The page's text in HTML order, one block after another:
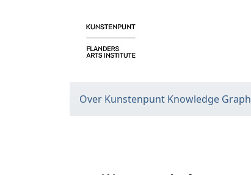
Over Kunstenpunt Knowledge Graph